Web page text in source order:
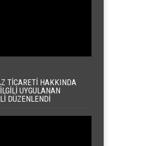
TICARETI HAKKINDA
UYGULANAN
DÜZENLENDI